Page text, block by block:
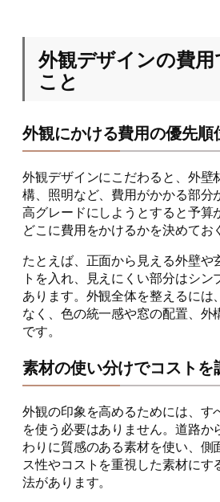
外観デザインの費
こと
外観にかける費用の優先順
外観デザインにこだわると、外壁
構、照明など、費用がかかる部分
高グレードにしようとすると予算
どこに費用をかけるかを決めてお
たとえば、正面から見える外壁や
トを入れ、見えにくい部分はシ
あります。外観全体を整えるには
なく、色の統一感や窓の配置、外
です。
素材の使い分けでコストを
外観の印象を高めるためには、す
を使う必要はありません。道路か
わりに質感のある素材を使い、側
ス性やコストを重視した素材にす
法があります。